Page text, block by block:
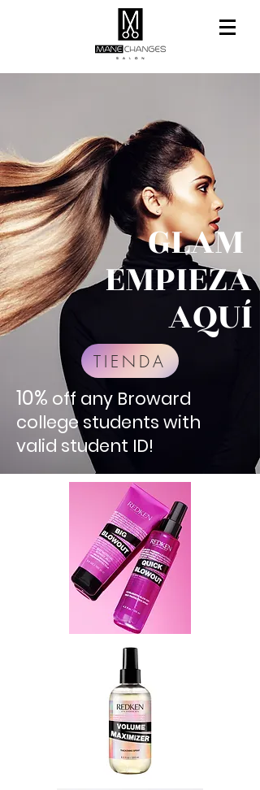
GLAM
EMPIEZA
AQUÍ
TIENDA
10% off any Broward
college students with
valid student ID!